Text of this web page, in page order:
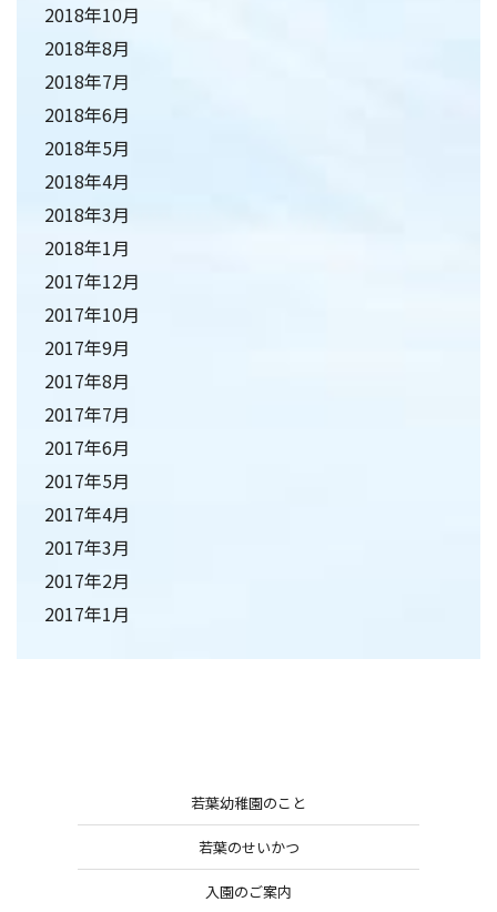
2018年10月
2018年8月
2018年7月
2018年6月
2018年5月
2018年4月
2018年3月
2018年1月
2017年12月
2017年10月
2017年9月
2017年8月
2017年7月
2017年6月
2017年5月
2017年4月
2017年3月
2017年2月
2017年1月
若葉幼稚園のこと
若葉のせいかつ
入園のご案内